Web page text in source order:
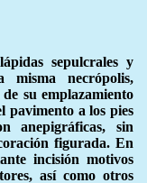
sepulcrales y
misma necrópolis,
su emplazamiento
pavimento a los pies
anepigráficas, sin
figurada. En
incisión motivos
así como otros